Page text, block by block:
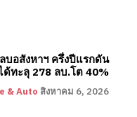
บอสังหาฯ ครึ่งปีแรกดัน
ด้ทะลุ 278 ลบ.โต 40%
& Auto สิงหาคม 6, 2026